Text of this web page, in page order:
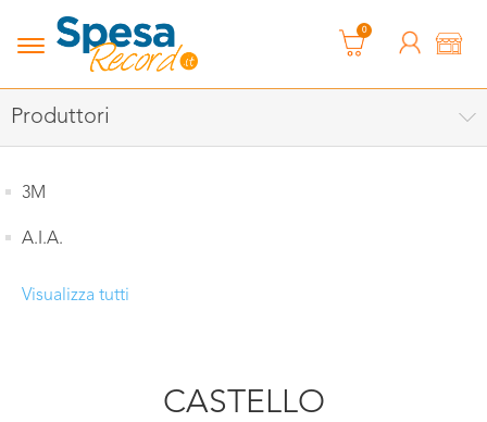
0
Produttori
3M
A.I.A.
Visualizza tutti
CASTELLO